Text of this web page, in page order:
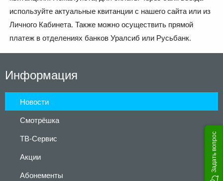
используйте актуальные квитанции с нашего сайта или из
Личного Кабинета. Также можно осуществить прямой
платеж в отделениях банков Уралсиб или Русьбанк.
Информация
Новости
Смотрёшка
ТВ-Сервис
Акции
Абонементы
Задать вопрос